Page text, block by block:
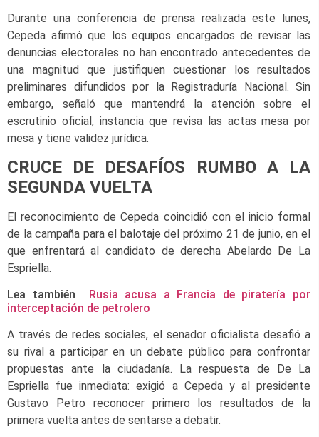
Durante una conferencia de prensa realizada este lunes,
Cepeda afirmó que los equipos encargados de revisar las
denuncias electorales no han encontrado antecedentes de
una magnitud que justifiquen cuestionar los resultados
preliminares difundidos por la Registraduría Nacional. Sin
embargo, señaló que mantendrá la atención sobre el
escrutinio oficial, instancia que revisa las actas mesa por
mesa y tiene validez jurídica.
CRUCE DE DESAFÍOS RUMBO A LA
SEGUNDA VUELTA
El reconocimiento de Cepeda coincidió con el inicio formal
de la campaña para el balotaje del próximo 21 de junio, en el
que enfrentará al candidato de derecha Abelardo De La
Espriella.
Lea también Rusia acusa a Francia de piratería por
interceptación de petrolero
A través de redes sociales, el senador oficialista desafió a
su rival a participar en un debate público para confrontar
propuestas ante la ciudadanía. La respuesta de De La
Espriella fue inmediata: exigió a Cepeda y al presidente
Gustavo Petro reconocer primero los resultados de la
primera vuelta antes de sentarse a debatir.